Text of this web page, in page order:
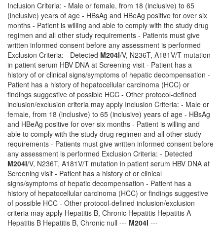
Inclusion Criteria: - Male or female, from 18 (inclusive) to 65
(inclusive) years of age - HBsAg and HBeAg positive for over six
months - Patient is willing and able to comply with the study drug
regimen and all other study requirements - Patients must give
written informed consent before any assessment is performed
Exclusion Criteria: - Detected M204I/V, N236T, A181V/T mutation
in patient serum HBV DNA at Screening visit - Patient has a
history of or clinical signs/symptoms of hepatic decompensation -
Patient has a history of hepatocellular carcinoma (HCC) or
findings suggestive of possible HCC - Other protocol-defined
inclusion/exclusion criteria may apply Inclusion Criteria: - Male or
female, from 18 (inclusive) to 65 (inclusive) years of age - HBsAg
and HBeAg positive for over six months - Patient is willing and
able to comply with the study drug regimen and all other study
requirements - Patients must give written informed consent before
any assessment is performed Exclusion Criteria: - Detected
M204I/V, N236T, A181V/T mutation in patient serum HBV DNA at
Screening visit - Patient has a history of or clinical
signs/symptoms of hepatic decompensation - Patient has a
history of hepatocellular carcinoma (HCC) or findings suggestive
of possible HCC - Other protocol-defined inclusion/exclusion
criteria may apply Hepatitis B, Chronic Hepatitis Hepatitis A
Hepatitis B Hepatitis B, Chronic null --- M204I ---